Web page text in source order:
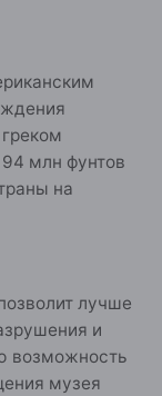
млн фунтов
на
лучше
и
возможность
музея